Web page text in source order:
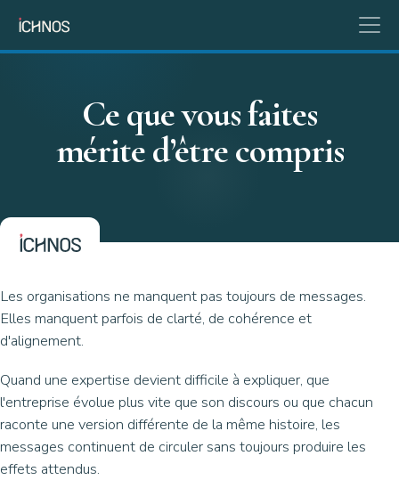
Ce que vous faites
mérite d’être compris
Les organisations ne manquent pas toujours de messages.
Elles manquent parfois de clarté, de cohérence et
d'alignement.
Quand une expertise devient difficile à expliquer, que
l'entreprise évolue plus vite que son discours ou que chacun
raconte une version différente de la même histoire, les
messages continuent de circuler sans toujours produire les
effets attendus.